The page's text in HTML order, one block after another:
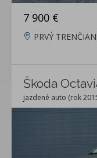
7 900 €
PRVÝ
Škoda
jazdené auto (rok